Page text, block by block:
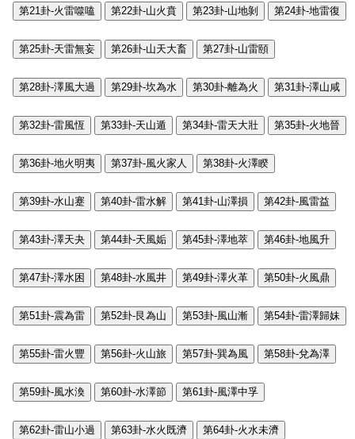
第21卦-火雷噬嗑 第22卦-山火賁 第23卦-山地剝 第24卦-地雷復
第25卦-天雷無妄 第26卦-山天大畜 第27卦-山雷頤
第28卦-澤風大過 第29卦-坎為水 第30卦-離為火 第31卦-澤山咸
第32卦-雷風恆 第33卦-天山遁 第34卦-雷天大壯 第35卦-火地晉
第36卦-地火明夷 第37卦-風火家人 第38卦-火澤睽
第39卦-水山蹇 第40卦-雷水解 第41卦-山澤損 第42卦-風雷益
第43卦-澤天夬 第44卦-天風姤 第45卦-澤地萃 第46卦-地風升
第47卦-澤水困 第48卦-水風井 第49卦-澤火革 第50卦-火風鼎
第51卦-震為雷 第52卦-艮為山 第53卦-風山漸 第54卦-雷澤歸妹
第55卦-雷火豐 第56卦-火山旅 第57卦-巽為風 第58卦-兌為澤
第59卦-風水渙 第60卦-水澤節 第61卦-風澤中孚
第62卦-雷山小過 第63卦-水火既濟 第64卦-火水未濟